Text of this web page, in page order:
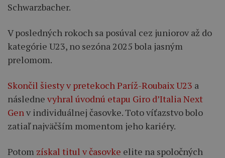
Schwarzbacher.
V posledných rokoch sa posúval cez juniorov až do
kategórie U23, no sezóna 2025 bola jasným
prelomom.
Skončil šiesty v pretekoch Paríž-Roubaix U23 a
následne vyhral úvodnú etapu Giro d’Italia Next
Gen v individuálnej časovke. Toto víťazstvo bolo
zatiaľ najväčším momentom jeho kariéry.
Potom získal titul v časovke elite na spoločných